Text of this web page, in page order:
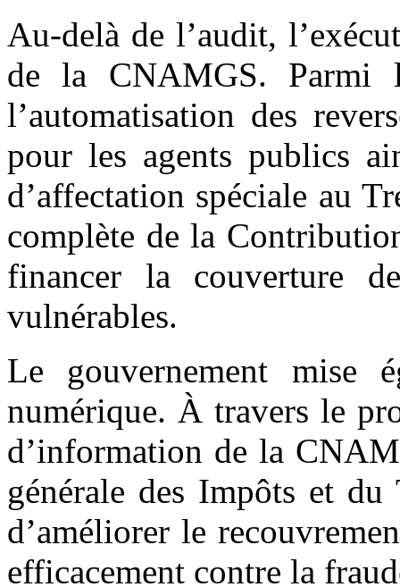
Au-delà de l’audit,
de la CNAMGS. Parmi
l’automatisation des
pour les agents publics
d’affectation spéciale au
complète de la
financer la couverture
vulnérables.
Le gouvernement mise
numérique. À travers le
d’information de la
générale des Impôts et
d’améliorer le
efficacement contre la